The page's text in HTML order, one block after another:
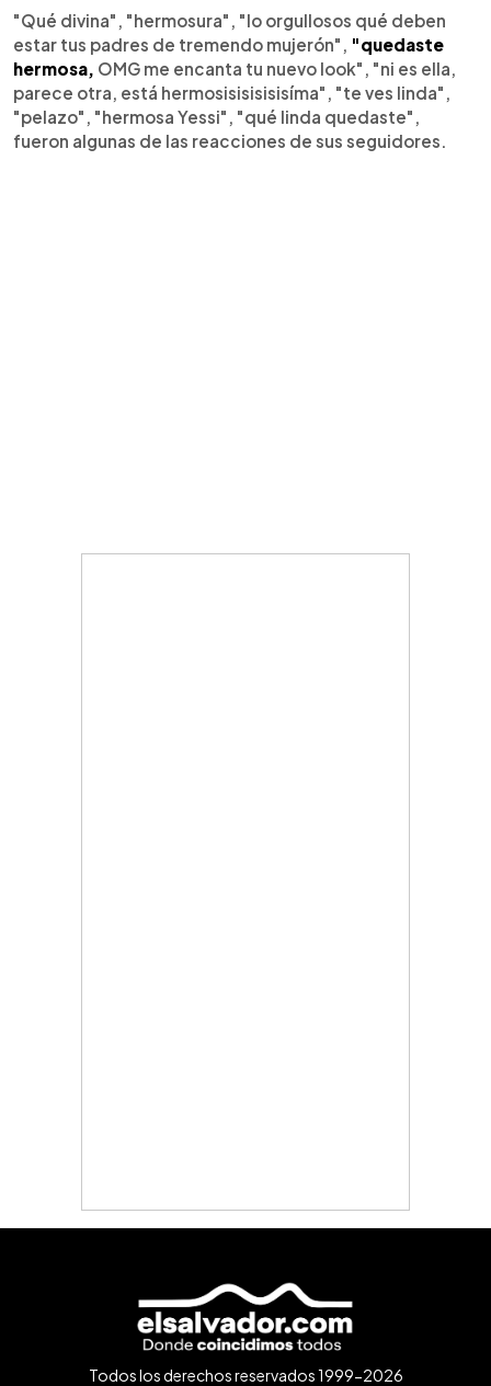
"Qué divina", "hermosura", "lo orgullosos qué deben
estar tus padres de tremendo mujerón", "quedaste
hermosa, OMG me encanta tu nuevo look", "ni es ella,
parece otra, está hermosisisisisisíma", "te ves linda",
"pelazo", "hermosa Yessi", "qué linda quedaste",
fueron algunas de las reacciones de sus seguidores.
Todos los derechos reservados 1999-2026